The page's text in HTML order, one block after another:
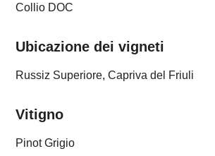
Collio DOC
Ubicazione dei vigneti
Russiz Superiore, Capriva del Friuli
Vitigno
Pinot Grigio